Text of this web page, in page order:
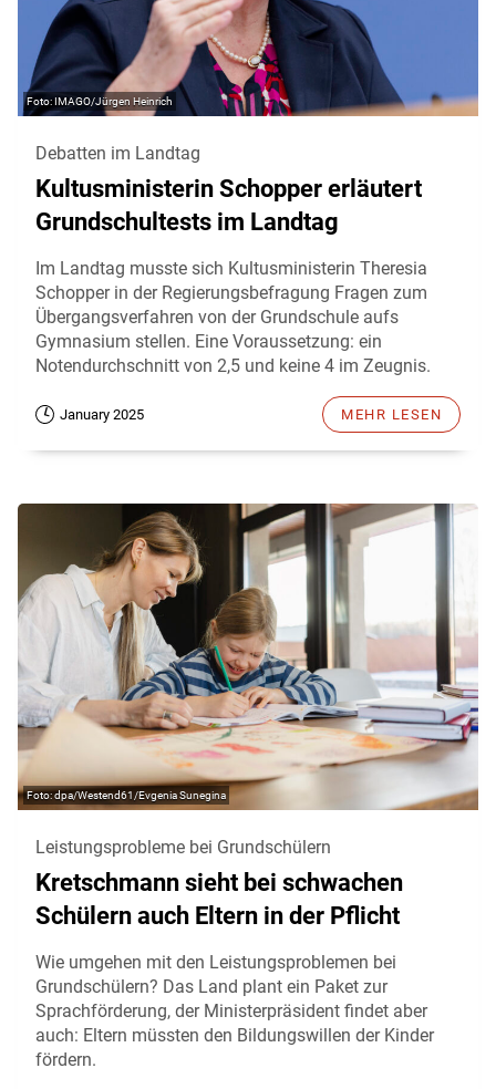
IMAGO/Jürgen Heinrich
Debatten im Landtag
Kultusministerin Schopper erläutert
Grundschultests im Landtag
Im Landtag musste sich Kultusministerin Theresia
Schopper in der Regierungsbefragung Fragen zum
Übergangsverfahren von der Grundschule aufs
Gymnasium stellen. Eine Voraussetzung: ein
Notendurchschnitt von 2,5 und keine 4 im Zeugnis.
January 2025 MEHR LESEN
dpa/Westend61/Evgenia Sunegina
Leistungsprobleme bei Grundschülern
Kretschmann sieht bei schwachen
Schülern auch Eltern in der Pflicht
Wie umgehen mit den Leistungsproblemen bei
Grundschülern? Das Land plant ein Paket zur
Sprachförderung, der Ministerpräsident findet aber
auch: Eltern müssten den Bildungswillen der Kinder
fördern.